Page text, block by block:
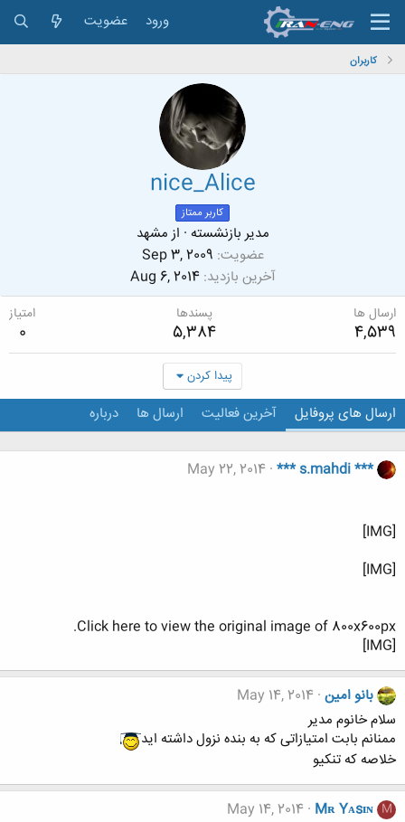
ورود عضویت
کاربران
nice_Alice
کاربر ممتاز
مدیر بازنشسته · ازمشهد
عضویت Sep 3, 2009
آخرین بازدید Aug 6, 2014
ارسال ها
4,539
پسندها
5,384
امتیاز
0
پیدا کردن
ارسال های پروفایل آخرین فعالیت ارسال ها درباره
*** s.mahdi ***
May 22, 2014
[IMG]
[IMG]
Click here to view the original image of 800x600px.
[IMG]
بانو امین May 14, 2014
سلام خانوم مدیر
ممنانم بابت امتیازاتی که به بنده نزول داشته اید
خلاصه که تنکیو
M
Mʀ Yᴀsɪɴ
May 14, 2014